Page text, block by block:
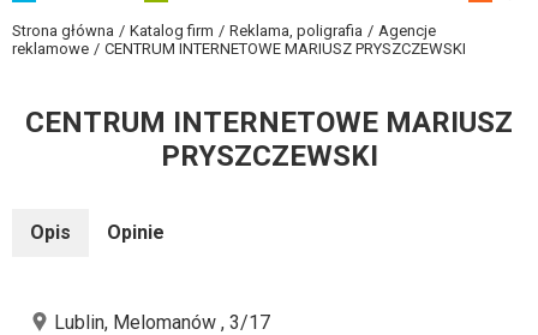
Strona główna Katalog firm Reklama, poligrafia
Agencje
reklamowe
CENTRUM INTERNETOWE MARIUSZ PRYSZCZEWSKI
CENTRUM INTERNETOWE MARIUSZ
PRYSZCZEWSKI
Opis Opinie
Lublin, Melomanów , 3/17